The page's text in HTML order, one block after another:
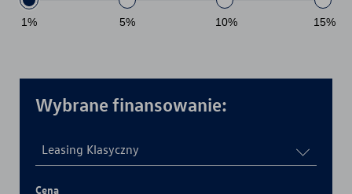
1% 5% 10% 15%
Wybrane finansowanie:
Leasing Klasyczny
Cena